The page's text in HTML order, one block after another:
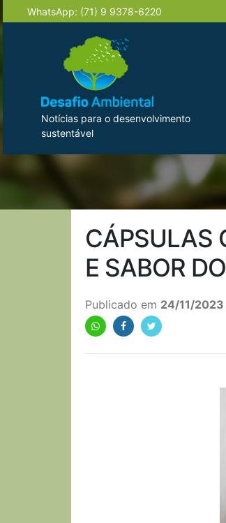
WhatsApp: (71) 9 9378-6220
Notícias para o desenvolvimento
sustentável
CÁPSULAS
E SABOR
Publicado em 24/11/2023